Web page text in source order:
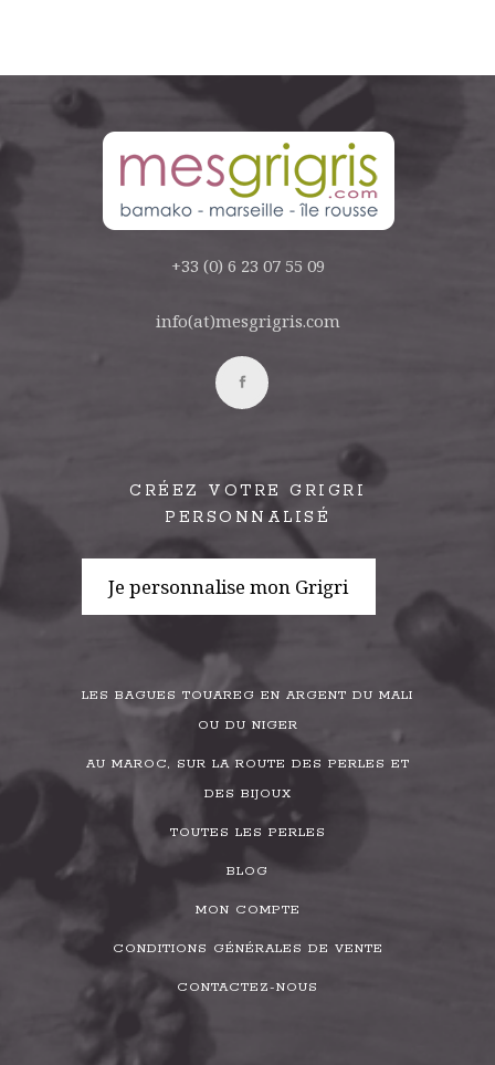
+33 (0) 6 23 07 55 09
info(at)mesgrigris.com
CRÉEZ VOTRE GRIGRI
PERSONNALISÉ
Je personnalise mon Grigri
LES BAGUES TOUAREG EN ARGENT DU MALI
OU DU NIGER
AU MAROC, SUR LA ROUTE DES PERLES ET
DES BIJOUX
TOUTES LES PERLES
BLOG
MON COMPTE
CONDITIONS GÉNÉRALES DE VENTE
CONTACTEZ-NOUS